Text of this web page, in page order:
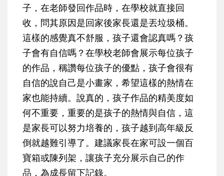
子，在老師發回作品時，在學校就直接回
收，問其原因是回家後家長還是丟垃圾桶。
這樣的感覺真不舒服，孩子還會認真嗎？孩
子會有自信嗎？在學校老師會展示每位孩子
的作品，稱讚每位孩子的優點，孩子會很有
自信的說自己是小畫家，希望這樣的熱情在
家也能持續。說真的，孩子作品的精美度如
何不重要，重要的是孩子的熱情與自信，這
是家長可以努力培養的，孩子越到高年級反
倒就越難引導了。建議家長在家可設一個百
寶箱或陳列架，讓孩子充分展示自己的作
品，為成長留下記錄。